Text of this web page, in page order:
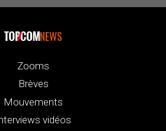
NEWS
Zooms
Brèves
Mouvements
vidéos